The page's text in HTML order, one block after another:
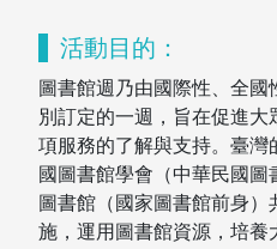
活動目的：
圖書館週乃由國際性、全
別訂定的一週，旨在促進
項服務的了解與支持。臺灣
國圖書館學會（中華民國
圖書館（國家圖書館前身
施，運用圖書館資源，培